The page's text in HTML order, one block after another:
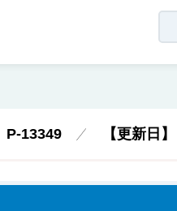
P-13349 【更新日】